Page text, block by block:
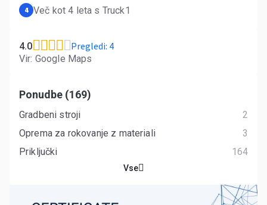
4 Več kot 4 leta s Truck1
4.0 Pregledi: 4
Vir: Google Maps
Ponudbe (169)
Gradbeni stroji
2
Oprema za rokovanje z materiali
3
Priključki
164
Vse